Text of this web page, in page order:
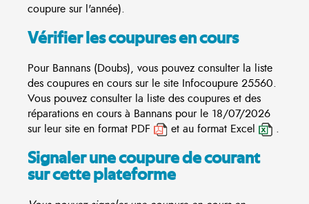
coupure sur l'année).
Vérifier les coupures en cours
Pour Bannans (Doubs), vous pouvez consulter la liste
des coupures en cours sur le site Infocoupure 25560.
Vous pouvez consulter la liste des coupures et des
réparations en cours à Bannans pour le 18/07/2026
sur leur site en format PDF
et au format Excel .
Signaler une coupure de courant
sur cette plateforme